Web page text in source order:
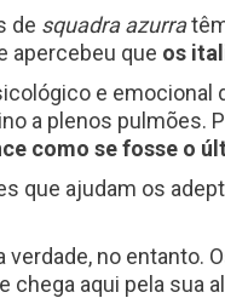
de squadra azurra
apercebeu que os
e emocional
a plenos pulmões.
como se fosse o
que ajudam os
verdade, no entanto.
chega aqui pela sua